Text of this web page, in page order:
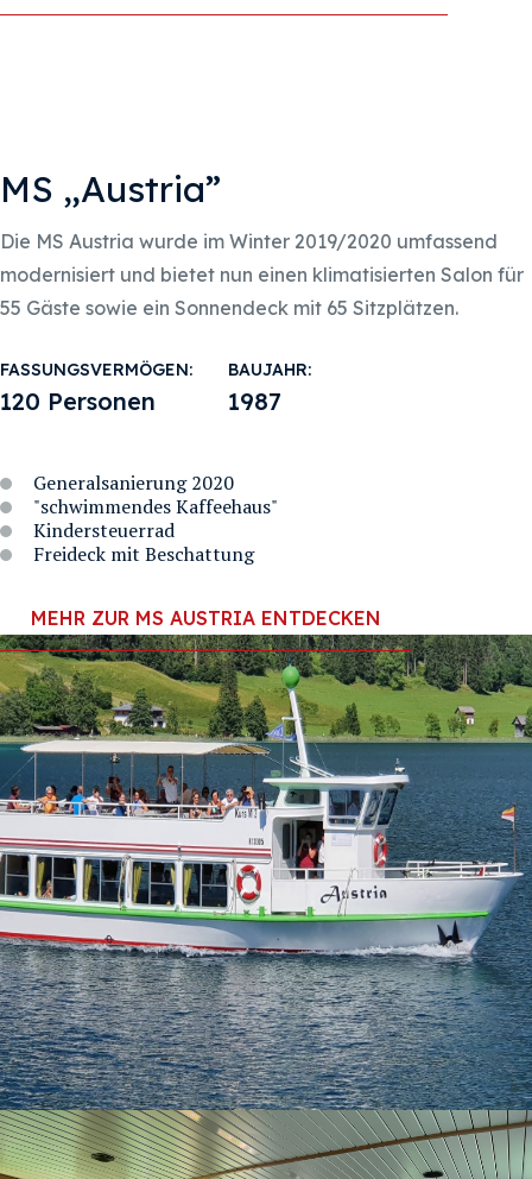
MS „Austria”
Die MS Austria wurde im Winter 2019/2020 umfassend
modernisiert und bietet nun einen klimatisierten Salon für
55 Gäste sowie ein Sonnendeck mit 65 Sitzplätzen.
FASSUNGSVERMÖGEN:
120 Personen
BAUJAHR:
1987
Generalsanierung 2020
"schwimmendes Kaffeehaus"
Kindersteuerrad
Freideck mit Beschattung
MEHR ZUR MS AUSTRIA ENTDECKEN